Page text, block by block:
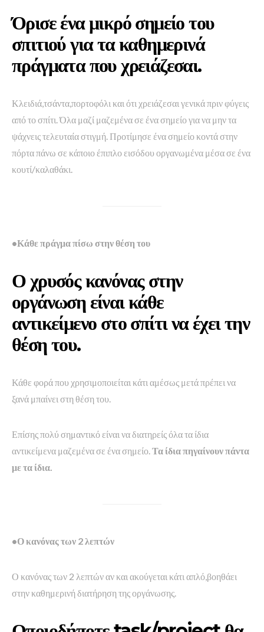
Όρισε ένα μικρό σημείο του
σπιτιού για τα καθημερινά
πράγματα που χρειάζεσαι.
Κλειδιά,τσάντα,πορτοφόλι και ότι χρειάζεσαι γενικά πριν φύγεις
από το σπίτι. Όλα μαζί μαζεμένα σε ένα σημείο για να μην τα
ψάχνεις τελευταία στιγμή. Προτίμησε ένα σημείο κοντά στην
πόρτα πάνω σε κάποιο έπιπλο εισόδου οργανωμένα μέσα σε ένα
κουτί/καλαθάκι.
•Κάθε πράγμα πίσω στην θέση του
Ο χρυσός κανόνας στην
οργάνωση είναι κάθε
αντικείμενο στο σπίτι να έχει την
θέση του.
Κάθε φορά που χρησιμοποιείται κάτι αμέσως μετά πρέπει να
ξανά μπαίνει στη θέση του.
Επίσης πολύ σημαντικό είναι να διατηρείς όλα τα ίδια
αντικείμενα μαζεμένα σε ένα σημείο. Τα ίδια πηγαίνουν πάντα
με τα ίδια.
•Ο κανόνας των 2 λεπτών
Ο κανόνας των 2 λεπτών αν και ακούγεται κάτι απλό,βοηθάει
στην καθημερινή διατήρηση της οργάνωσης.